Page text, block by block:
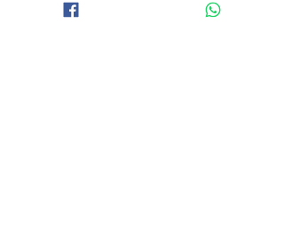
אני עונה למייל הכי מהר שיכולה, אם לא